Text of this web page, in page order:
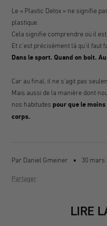
Par Daniel Gmeiner 30 mars
Partager
Le « Plastic Detox » ne signifie
plastique.
Cela signifie comprendre où il
Et c'est précisément là qu'il faut
Dans le sport. Quand on boit.
Car au final, il ne s'agit pas
Mais aussi de la manière dont
nos habitudes pour que le
corps.
LIRE